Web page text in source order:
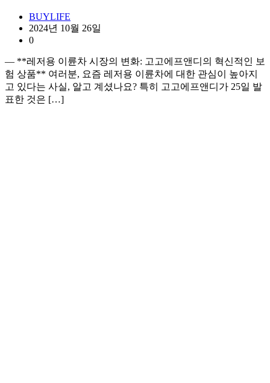
BUYLIFE
2024년 10월 26일
0
— **레저용 이륜차 시장의 변화: 고고에프앤디의 혁신적인 보
험 상품** 여러분, 요즘 레저용 이륜차에 대한 관심이 높아지
고 있다는 사실, 알고 계셨나요? 특히 고고에프앤디가 25일 발
표한 것은 […]